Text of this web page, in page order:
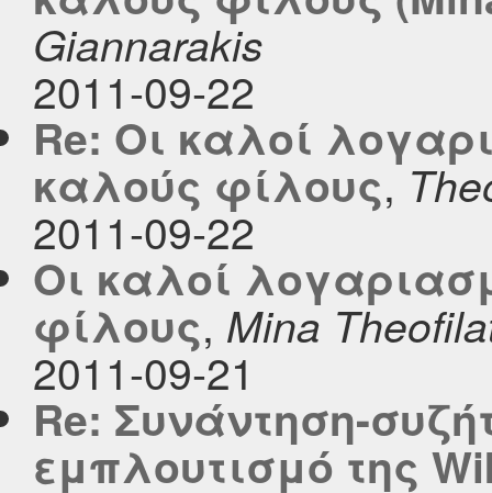
Giannarakis
2011-09-22
Re: Οι καλοί
καλούς φίλους,
2011-09-22
Οι καλοί
φίλους, Mina
2011-09-21
Re: Συνάντηση-
εμπλουτισμό της